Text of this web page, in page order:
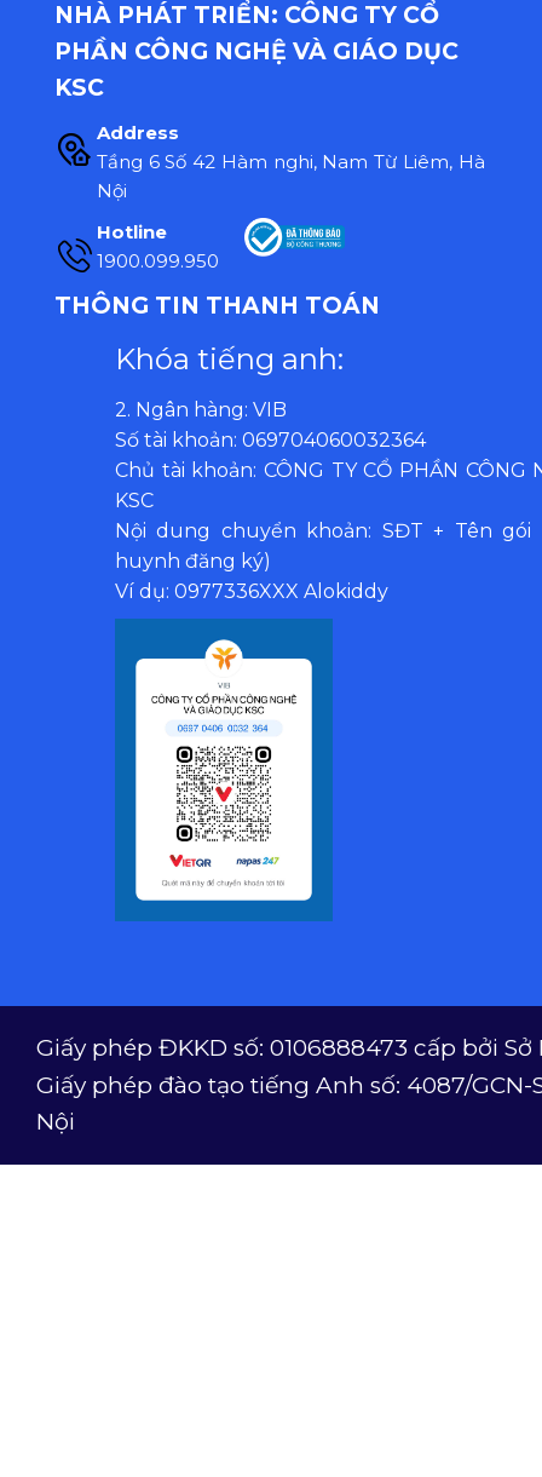
NHÀ PHÁT TRIỂN: CÔNG TY CỔ
PHẦN CÔNG NGHỆ VÀ GIÁO DỤC
KSC
Address
Tầng 6 Số 42 Hàm nghi, Nam Từ Liêm, Hà
Nội
Hotline
1900.099.950
THÔNG TIN THANH TOÁN
Khóa tiếng anh:
2. Ngân hàng: VIB
Số tài khoản: 069704060032364
Chủ tài khoản: CÔNG TY CỔ PHẦN CÔNG
KSC
Nội dung chuyển khoản: SĐT + Tên
huynh đăng ký)
Ví dụ: 0977336XXX Alokiddy
Giấy phép ĐKKD số: 0106888473 cấp bởi
Giấy phép đào tạo tiếng Anh số: 4087/
Nội